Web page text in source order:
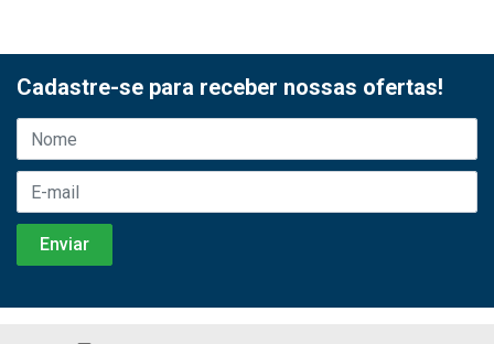
Cadastre-se para receber nossas ofertas!